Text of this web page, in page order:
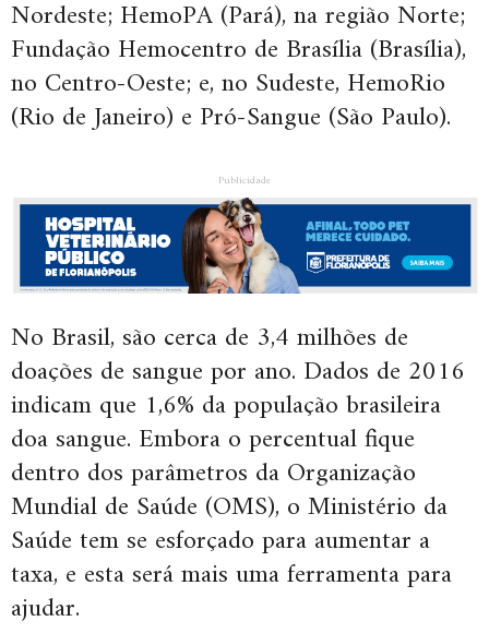
Nordeste; HemoPA (Pará), na região Norte;
Fundação Hemocentro de Brasília (Brasília),
no Centro-Oeste; e, no Sudeste, HemoRio
(Rio de Janeiro) e Pró-Sangue (São Paulo).
Publicidade
No Brasil, são cerca de 3,4 milhões de
doações de sangue por ano. Dados de 2016
indicam que 1,6% da população brasileira
doa sangue. Embora o percentual fique
dentro dos parâmetros da Organização
Mundial de Saúde (OMS), o Ministério da
Saúde tem se esforçado para aumentar a
taxa, e esta será mais uma ferramenta para
ajudar.